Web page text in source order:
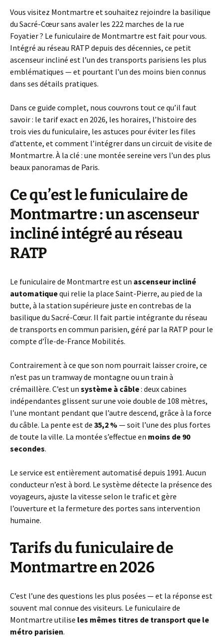
Vous visitez Montmartre et souhaitez rejoindre la basilique
du Sacré-Cœur sans avaler les 222 marches de la rue
Foyatier ? Le funiculaire de Montmartre est fait pour vous.
Intégré au réseau RATP depuis des décennies, ce petit
ascenseur incliné est l’un des transports parisiens les plus
emblématiques — et pourtant l’un des moins bien connus
dans ses détails pratiques.
Dans ce guide complet, nous couvrons tout ce qu’il faut
savoir : le tarif exact en 2026, les horaires, l’histoire des
trois vies du funiculaire, les astuces pour éviter les files
d’attente, et comment l’intégrer dans un circuit de visite de
Montmartre. À la clé : une montée sereine vers l’un des plus
beaux panoramas de Paris.
Ce qu’est le funiculaire de
Montmartre : un ascenseur
incliné intégré au réseau
RATP
Le funiculaire de Montmartre est un ascenseur incliné
automatiquequi relie la place Saint-Pierre, au pied de la
butte, à la station supérieure juste en contrebas de la
basilique du Sacré-Cœur. Il fait partie intégrante du réseau
de transports en commun parisien, géré par la RATP pour le
compte d’Île-de-France Mobilités.
Contrairement à ce que son nom pourrait laisser croire, ce
n’est pas un tramway de montagne ou un train à
crémaillère. C’est un système à câble: deux cabines
indépendantes glissent sur une voie double de 108 mètres,
l’une montant pendant que l’autre descend, grâce à la force
du câble. La pente est de 35,2 % — soit l’une des plus fortes
de toute la ville. La montée s’effectue en moins de 90
secondes.
Le service est entièrement automatisé depuis 1991. Aucun
conducteur n’est à bord. Le système détecte la présence des
voyageurs, ajuste la vitesse selon le trafic et gère
l’ouverture et la fermeture des portes sans intervention
humaine.
Tarifs du funiculaire de
Montmartre en 2026
C’est l’une des questions les plus posées — et la réponse est
souvent mal connue des visiteurs. Le funiculaire de
Montmartre utilise les mêmes titres de transport que le
métro parisien.